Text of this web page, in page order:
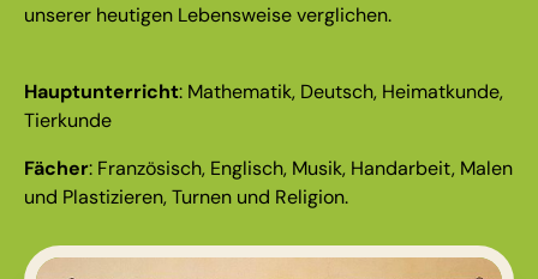
unserer heutigen Lebensweise verglichen.
Hauptunterricht: Mathematik, Deutsch, Heimatkunde,
Tierkunde
Fächer: Französisch, Englisch, Musik, Handarbeit, Malen
und Plastizieren, Turnen und Religion.